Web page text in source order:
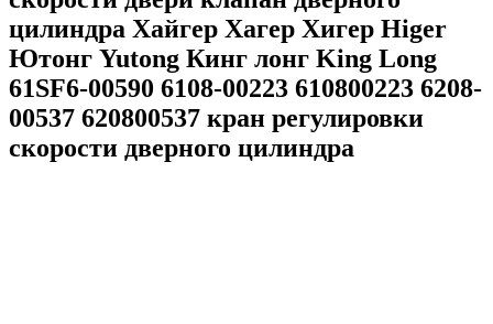
цилиндра Хайгер Хагер Хигер Higer
Ютонг Yutong Кинг лонг King Long
61SF6-00590 6108-00223 610800223 6208-
00537 620800537 кран регулировки
скорости дверного цилиндра